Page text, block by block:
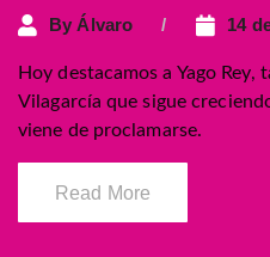
By Álvaro 14
Hoy destacamos a Yago
Vilagarcía que sigue
viene de proclamarse.
Read More